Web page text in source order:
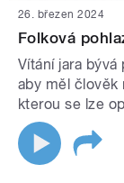
26. březen 2024
Folková
Vítání jara
aby měl člověk
kterou se lze